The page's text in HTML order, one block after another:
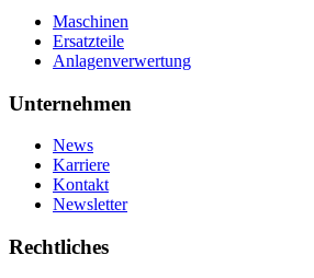
Maschinen
Ersatzteile
Anlagenverwertung
Unternehmen
News
Karriere
Kontakt
Newsletter
Rechtliches